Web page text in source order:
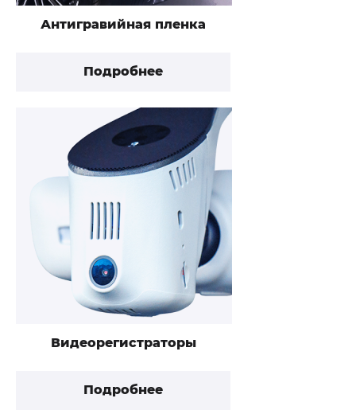
Антигравийная пленка
Подробнее
Видеорегистраторы
Подробнее